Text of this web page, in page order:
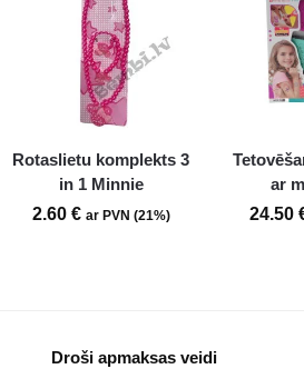
Rotaslietu komplekts 3
in 1 Minnie
2.60 € ar PVN (21%)
ar
24.50
Droši apmaksas veidi